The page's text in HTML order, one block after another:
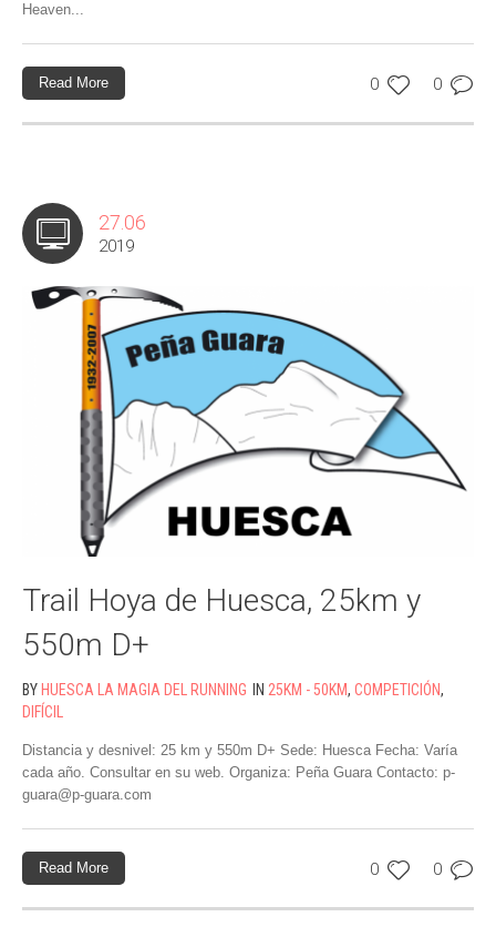
Heaven...
0 0
Read More
27.06
2019
Trail Hoya de Huesca, 25km y
550m D+
BY HUESCA LA MAGIA DEL RUNNING IN 25KM - 50KM, COMPETICIÓN,
DIFÍCIL
Distancia y desnivel: 25 km y 550m D+ Sede: Huesca Fecha: Varía
cada año. Consultar en su web. Organiza: Peña Guara Contacto: p-
guara@p-guara.com
0 0
Read More